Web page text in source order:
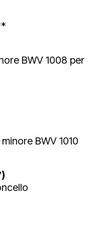
BWV 1008 per
BWV 1010